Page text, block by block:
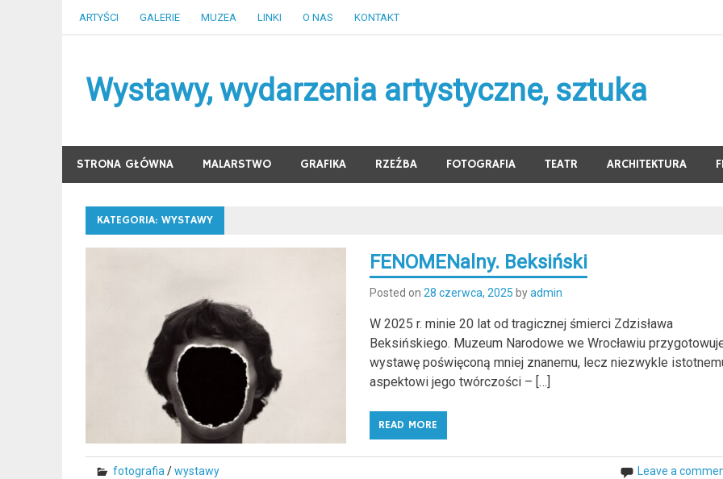
ARTYŚCI GALERIE MUZEA LINKI O NAS KONTAKT
Wystawy, wydarzenia artystyczne, sztuka
STRONA GŁÓWNA MALARSTWO GRAFIKA RZEŹBA FOTOGRAFIA TEATR ARCHITEKTURA
KATEGORIA: WYSTAWY
FENOMENalny. Beksiński
Posted on28 czerwca, 2025 byadmin
W 2025 r. minie 20 lat od tragicznej śmierci Zdzisława
Beksińskiego. Muzeum Narodowe we Wrocławiu
wystawę poświęconą mniej znanemu, lecz niezwykle
aspektowi jego twórczości – […]
READ MORE
fotografia /wystawy Leave a